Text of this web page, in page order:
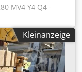
& PREIS
Versand
Zuverlässige
und
eines der
und
MV4 Y4 Q4 -
Drehzahl: 1480
IP54 -Bauform: B3
-
644 kg/St.
Kleinanzeige